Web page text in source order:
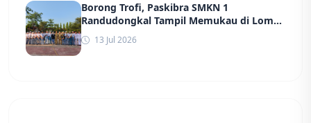
Borong Trofi, Paskibra SMKN 1
Randudongkal Tampil Memukau di Lomba
Baris Berbaris Kabupaten Pemalang
13 Jul 2026